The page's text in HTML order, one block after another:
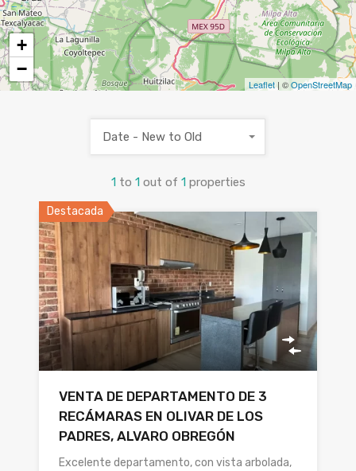
+
−
Leaflet | ©OpenStreetMap
1 to 1 out of 1 properties
Date - New to Old
Destacada
VENTA DE DEPARTAMENTO DE 3
RECÁMARAS EN OLIVAR DE LOS
PADRES, ALVARO OBREGÓN
Excelente departamento, con vista arbolada,